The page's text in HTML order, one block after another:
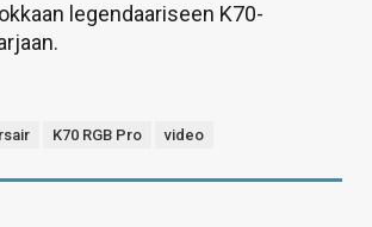
legendaariseen K70-
K70 RGB Pro video